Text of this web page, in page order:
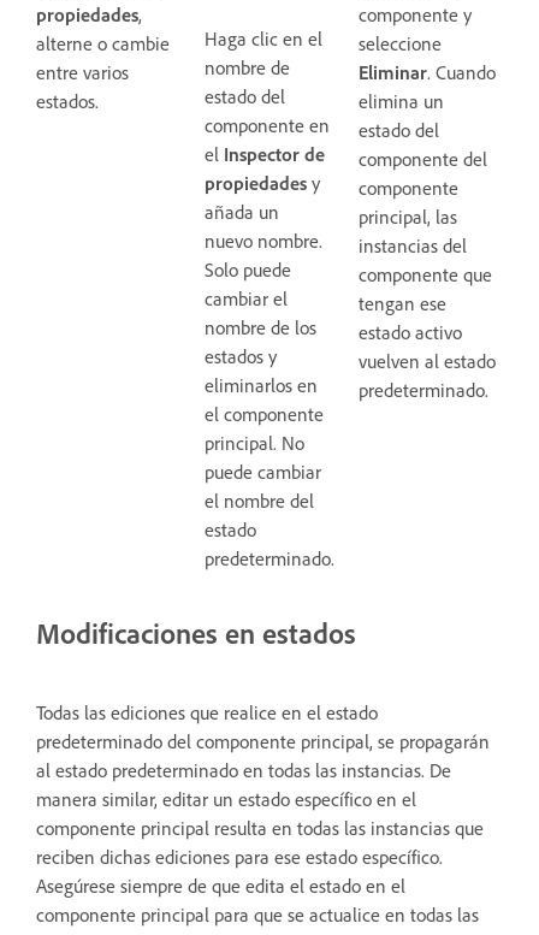
propiedades,
alterne o cambie
entre varios
estados.
Haga clic en el
nombre de
estado del
componente en
el Inspector de
propiedades y
añada un
nuevo nombre.
Solo puede
cambiar el
nombre de los
estados y
eliminarlos en
el componente
principal. No
puede cambiar
el nombre del
estado
predeterminado.
componente y
seleccione
Eliminar. Cuando
elimina un
estado del
componente del
componente
principal, las
instancias del
componente que
tengan ese
estado activo
vuelven al estado
predeterminado.
Modificaciones en estados
Todas las ediciones que realice en el estado
predeterminado del componente principal, se propagarán
al estado predeterminado en todas las instancias. De
manera similar, editar un estado específico en el
componente principal resulta en todas las instancias que
reciben dichas ediciones para ese estado específico.
Asegúrese siempre de que edita el estado en el
componente principal para que se actualice en todas las